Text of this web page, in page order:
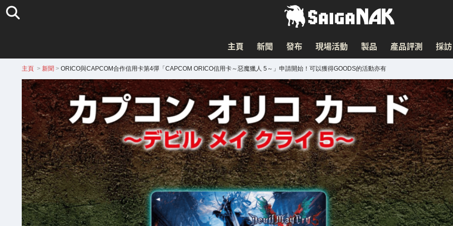
主頁 新聞 發布 現場活動 製品 產品評測 採訪
主頁 > 新聞 > ORICO與CAPCOM合作信用卡第4彈「CAPCOM ORICO信用卡～惡魔獵人 5～」申請開始！可以獲得GOODS的活動亦有